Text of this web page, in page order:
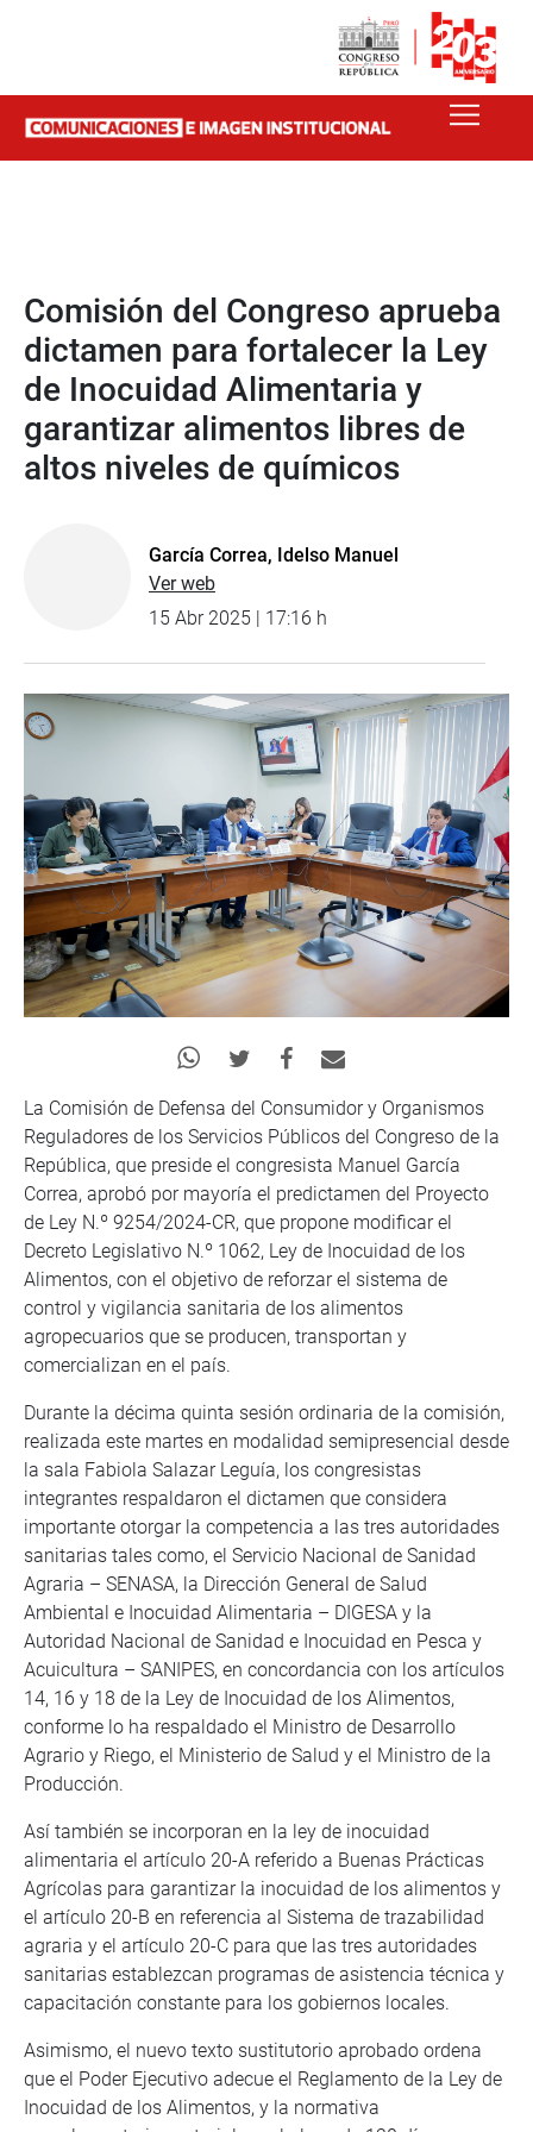
Comisión del Congreso aprueba
dictamen para fortalecer la Ley
de Inocuidad Alimentaria y
garantizar alimentos libres de
altos niveles de químicos
García Correa, Idelso Manuel
Ver web
15 Abr 2025 | 17:16 h
La Comisión de Defensa del Consumidor y Organismos
Reguladores de los Servicios Públicos del Congreso de la
República, que preside el congresista Manuel García
Correa, aprobó por mayoría el predictamen del Proyecto
de Ley N.º 9254/2024-CR, que propone modificar el
Decreto Legislativo N.º 1062, Ley de Inocuidad de los
Alimentos, con el objetivo de reforzar el sistema de
control y vigilancia sanitaria de los alimentos
agropecuarios que se producen, transportan y
comercializan en el país.
Durante la décima quinta sesión ordinaria de la comisión,
realizada este martes en modalidad semipresencial desde
la sala Fabiola Salazar Leguía, los congresistas
integrantes respaldaron el dictamen que considera
importante otorgar la competencia a las tres autoridades
sanitarias tales como, el Servicio Nacional de Sanidad
Agraria – SENASA, la Dirección General de Salud
Ambiental e Inocuidad Alimentaria – DIGESA y la
Autoridad Nacional de Sanidad e Inocuidad en Pesca y
Acuicultura – SANIPES, en concordancia con los artículos
14, 16 y 18 de la Ley de Inocuidad de los Alimentos,
conforme lo ha respaldado el Ministro de Desarrollo
Agrario y Riego, el Ministerio de Salud y el Ministro de la
Producción.
Así también se incorporan en la ley de inocuidad
alimentaria el artículo 20-A referido a Buenas Prácticas
Agrícolas para garantizar la inocuidad de los alimentos y
el artículo 20-B en referencia al Sistema de trazabilidad
agraria y el artículo 20-C para que las tres autoridades
sanitarias establezcan programas de asistencia técnica y
capacitación constante para los gobiernos locales.
Asimismo, el nuevo texto sustitutorio aprobado ordena
que el Poder Ejecutivo adecue el Reglamento de la Ley de
Inocuidad de los Alimentos, y la normativa